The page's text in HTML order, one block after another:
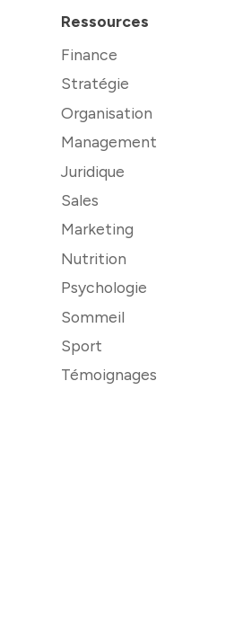
Ressources
Finance
Stratégie
Organisation
Management
Juridique
Sales
Marketing
Nutrition
Psychologie
Sommeil
Sport
Témoignages